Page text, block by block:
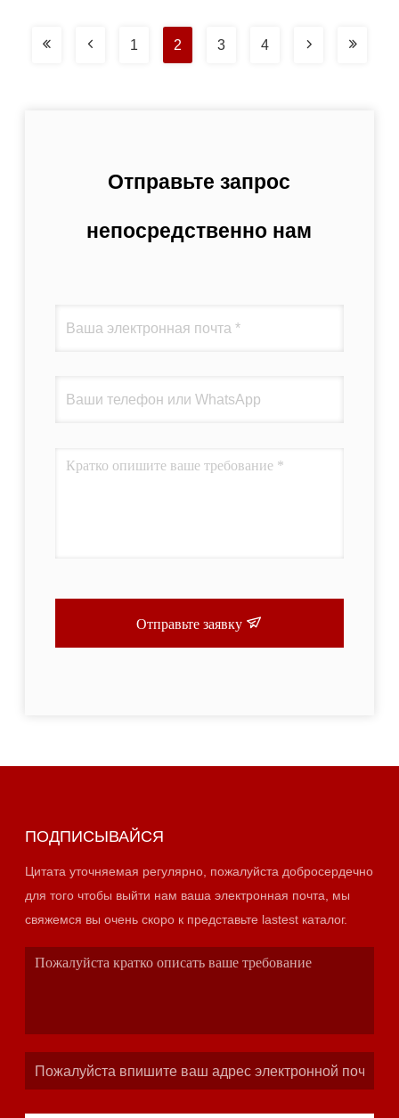
1 2 3 4
Отправьте запрос
непосредственно нам
Отправьте заявку
ПОДПИСЫВАЙСЯ
Цитата уточняемая регулярно, пожалуйста добросердечно
для того чтобы выйти нам ваша электронная почта, мы
свяжемся вы очень скоро к представьте lastest каталог.